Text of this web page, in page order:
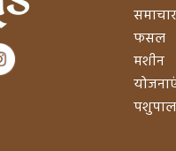
समाचार
फसल
मशीन